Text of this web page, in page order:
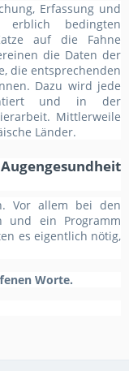
Erfassung und
bedingten
auf die Fahne
die Daten der
die entsprechenden
Dazu wird jede
und in der
Mittlerweile
Länder.
Vor allem bei den
und ein Programm
es eigentlich nötig,
Worte.